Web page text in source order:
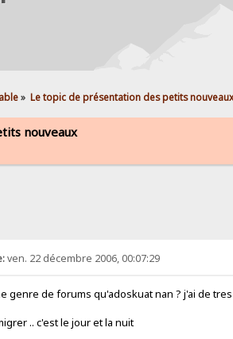
» Le topic de présentation des petits nouveaux
nouveaux
ven. 22 décembre 2006, 00:07:29
genre de forums qu'adoskuat nan ? j'ai de
.. c'est le jour et la nuit